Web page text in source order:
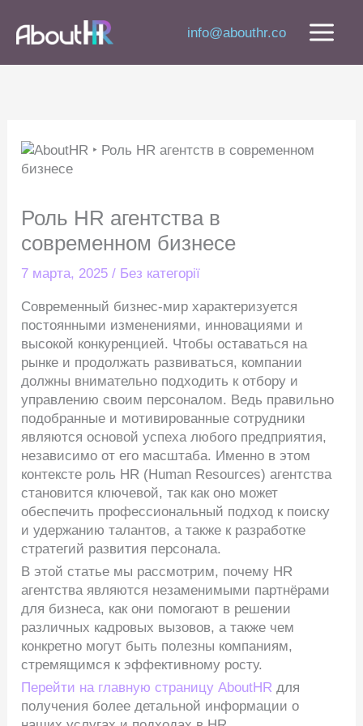
содержимому
info@abouthr.co
Роль HR агентства в современном
бизнесе
7 марта, 2025/ Без категорії
Современный бизнес-мир характеризуется
постоянными изменениями, инновациями и
высокой конкуренцией. Чтобы оставаться на
рынке и продолжать развиваться, компании
должны внимательно подходить к отбору и
управлению своим персоналом. Ведь правильно
подобранные и мотивированные сотрудники
являются основой успеха любого предприятия,
независимо от его масштаба. Именно в этом
контексте роль HR (Human Resources) агентства
становится ключевой, так как оно может
обеспечить профессиональный подход к поиску и
удержанию талантов, а также к разработке
стратегий развития персонала.
В этой статье мы рассмотрим, почему HR
агентства являются незаменимыми партнёрами
для бизнеса, как они помогают в решении
различных кадровых вызовов, а также чем
конкретно могут быть полезны компаниям,
стремящимся к эффективному росту.
Перейти на главную страницу AboutHRдля
получения более детальной информации о наших